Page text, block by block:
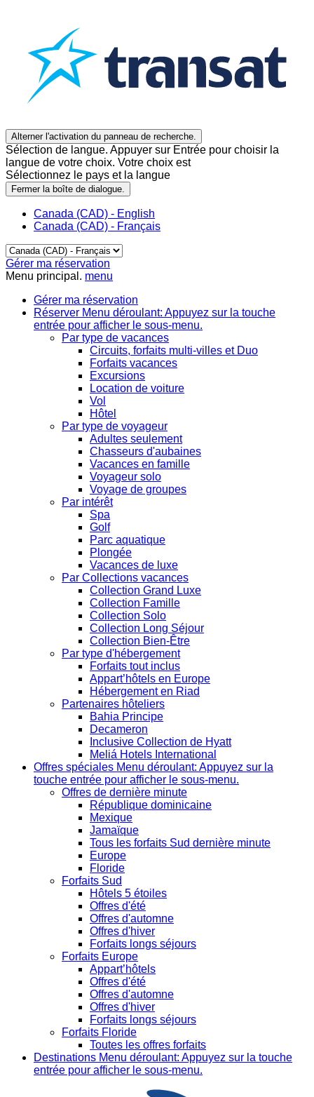
Alterner l'activation du panneau de recherche.
Sélection de langue. Appuyer sur Entrée pour choisir la
langue de votre choix. Votre choix est
Sélectionnez le pays et la langue
Fermer la boîte de dialogue.
Canada (CAD) - English
Canada (CAD) - Français
Gérer ma réservation
Menu principal. menu
Gérer ma réservation
Réserver Menu déroulant: Appuyez sur la touche
entrée pour afficher le sous-menu.
Par type de vacances
Circuits, forfaits multi-villes et Duo
Forfaits vacances
Excursions
Location de voiture
Vol
Hôtel
Par type de voyageur
Adultes seulement
Chasseurs d'aubaines
Vacances en famille
Voyageur solo
Voyage de groupes
Par intérêt
Spa
Golf
Parc aquatique
Plongée
Vacances de luxe
Par Collections vacances
Collection Grand Luxe
Collection Famille
Collection Solo
Collection Long Séjour
Collection Bien-Être
Par type d'hébergement
Forfaits tout inclus
Appart’hôtels en Europe
Hébergement en Riad
Partenaires hôteliers
Bahia Principe
Decameron
Inclusive Collection de Hyatt
Meliá Hotels International
Offres spéciales Menu déroulant: Appuyez sur la
touche entrée pour afficher le sous-menu.
Offres de dernière minute
République dominicaine
Mexique
Jamaïque
Tous les forfaits Sud dernière minute
Europe
Floride
Forfaits Sud
Hôtels 5 étoiles
Offres d'été
Offres d'automne
Offres d'hiver
Forfaits longs séjours
Forfaits Europe
Appart’hôtels
Offres d'été
Offres d'automne
Offres d'hiver
Forfaits longs séjours
Forfaits Floride
Toutes les offres forfaits
Destinations Menu déroulant: Appuyez sur la touche
entrée pour afficher le sous-menu.